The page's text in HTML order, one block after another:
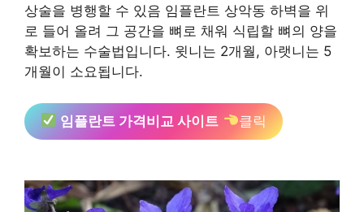
상술을 병행할 수 있음 임플란트 상악동 하벽을 위
로 들어 올려 그 공간을 뼈로 채워 식립할 뼈의 양을
확보하는 수술법입니다. 윗니는 2개월, 아랫니는 5
개월이 소요됩니다.
임플란트 가격비교 사이트 클릭